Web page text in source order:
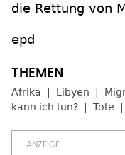
die Rettung von
epd
Afrika Libyen
kann ich tun?
Tote